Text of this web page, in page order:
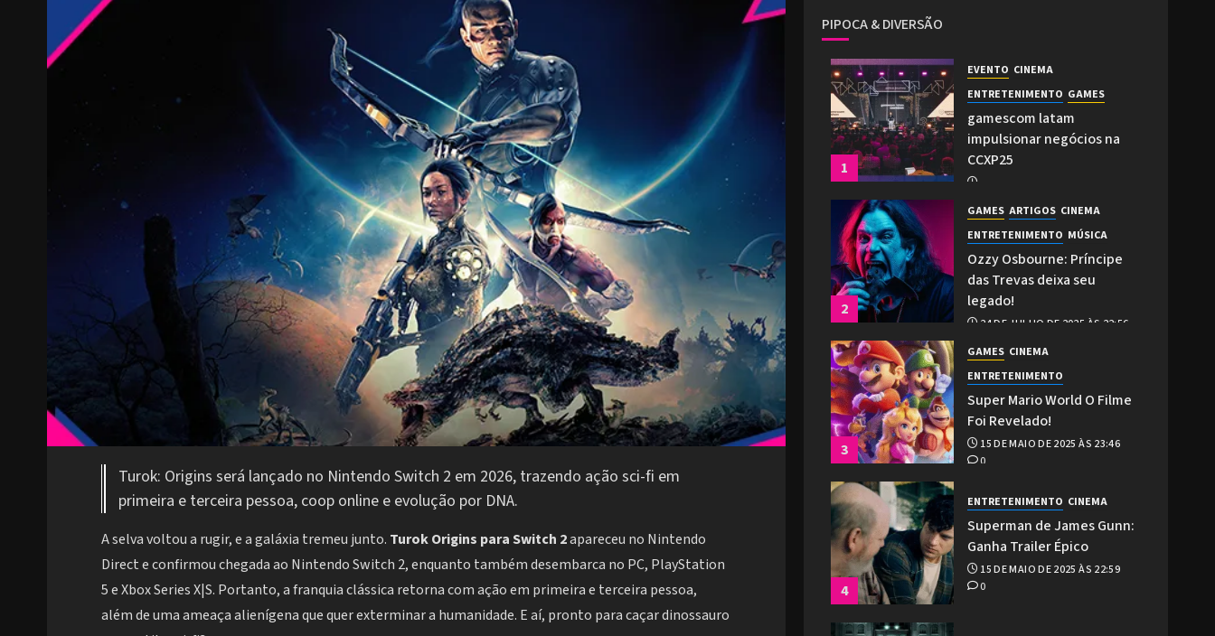
Turok: Origins será lançado no Nintendo Switch 2 em 2026, trazendo ação sci-fi em
primeira e terceira pessoa, coop online e evolução por DNA.
A selva voltou a rugir, e a galáxia tremeu junto. Turok Origins para Switch 2apareceu no Nintendo
Direct e confirmou chegada ao Nintendo Switch 2, enquanto também desembarca no PC, PlayStation
5 e Xbox Series X|S. Portanto, a franquia clássica retorna com ação em primeira e terceira pessoa,
além de uma ameaça alienígena que quer exterminar a humanidade. E aí, pronto para caçar dinossauro
PIPOCA & DIVERSÃO
1
EVENTO CINEMA
ENTRETENIMENTO GAMES
gamescom latam
impulsionar negócios na
CCXP25
0
2
GAMES ARTIGOS CINEMA
ENTRETENIMENTO MÚSICA
Ozzy Osbourne: Príncipe
das Trevas deixa seu
legado!
24 DE JULHO DE 2025 ÀS 22:56
3
GAMES CINEMA
ENTRETENIMENTO
Super Mario World O Filme
Foi Revelado!
15 DE MAIO DE 2025 ÀS 23:46
0
4
ENTRETENIMENTO CINEMA
Superman de James Gunn:
Ganha Trailer Épico
15 DE MAIO DE 2025 ÀS 22:59
0